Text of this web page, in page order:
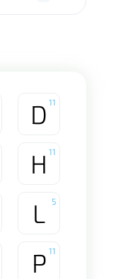
D 11
H 11
L 5
P 11